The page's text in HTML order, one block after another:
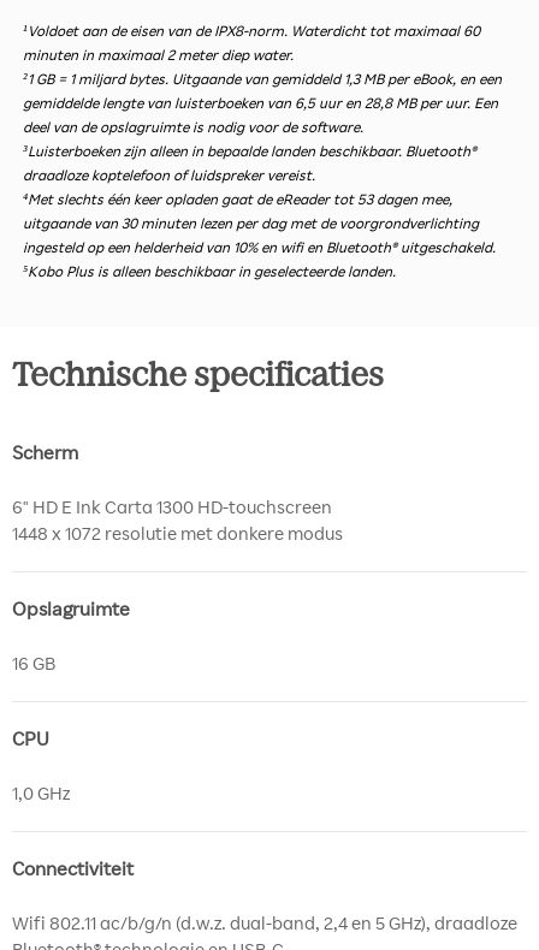
¹Voldoet aan de eisen van de IPX8-norm. Waterdicht tot maximaal 60
minuten in maximaal 2 meter diep water.
²1 GB = 1 miljard bytes. Uitgaande van gemiddeld 1,3 MB per eBook, en een
gemiddelde lengte van luisterboeken van 6,5 uur en 28,8 MB per uur. Een
deel van de opslagruimte is nodig voor de software.
³Luisterboeken zijn alleen in bepaalde landen beschikbaar. Bluetooth®
draadloze koptelefoon of luidspreker vereist.
⁴Met slechts één keer opladen gaat de eReader tot 53 dagen mee,
uitgaande van 30 minuten lezen per dag met de voorgrondverlichting
ingesteld op een helderheid van 10% en wifi en Bluetooth® uitgeschakeld.
⁵Kobo Plus is alleen beschikbaar in geselecteerde landen.
Technische specificaties
Scherm
6" HD E Ink Carta 1300 HD-touchscreen
1448 x 1072 resolutie met donkere modus
Opslagruimte
16 GB
CPU
1,0 GHz
Connectiviteit
Wifi 802.11 ac/b/g/n (d.w.z. dual-band, 2,4 en 5 GHz), draadloze